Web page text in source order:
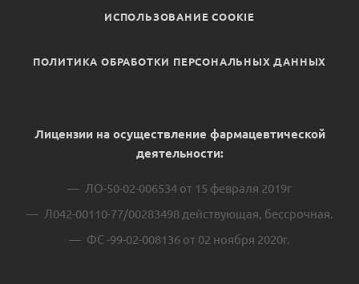
ИСПОЛЬЗОВАНИЕ COOKIE
ПОЛИТИКА ОБРАБОТКИ ПЕРСОНАЛЬНЫХ ДАННЫХ
Лицензии на осуществление фармацевтической
деятельности:
ЛО-50-02-006534 от 15 февраля 2019г
Л042-00110-77/00283498 действующая, бессрочная.
ФС -99-02-008136 от 02 ноября 2020г.